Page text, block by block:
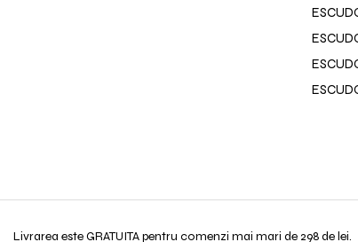
Livrarea este GRATUITA pentru comenzi mai mari de 298 de lei.